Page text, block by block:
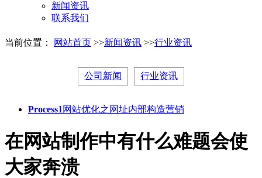
新闻资讯
联系我们
当前位置： 网站首页 >>新闻资讯 >>行业资讯
公司新闻 行业资讯
Process1 网站优化之网址内部构造营销
在网站制作中有什么难题会使
大家奔溃